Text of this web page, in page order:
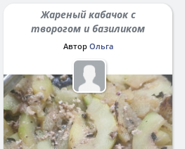
Жареный кабачок с
творогом и базиликом
Автор Ольга